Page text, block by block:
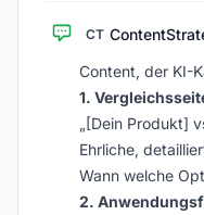
CT
Content, der KI-
1.
„[Dein Produkt]
Ehrliche,
Wann welche
2.